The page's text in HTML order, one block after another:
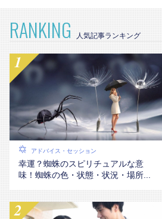
RANKING
アドバイス・セッション
幸運？蜘蛛のスピリチュアルな意
味！蜘蛛の色・状態・状況・場所...